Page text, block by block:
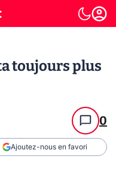
toujours plus
0
Ajoutez-nous en favori